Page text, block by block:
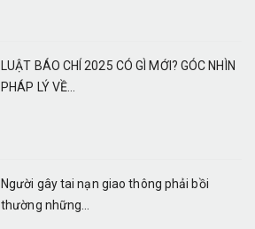
LUẬT BÁO CHÍ 2025 CÓ GÌ MỚI? GÓC NHÌN
PHÁP LÝ VỀ...
Người gây tai nạn giao thông phải bồi
thường những...